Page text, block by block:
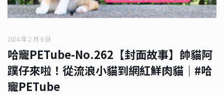
2024 年 2 月 6 日
哈寵PETube-No.262【封面故事】帥貓阿
蹼仔來啦！從流浪小貓到網紅鮮肉貓｜#哈
寵PETube